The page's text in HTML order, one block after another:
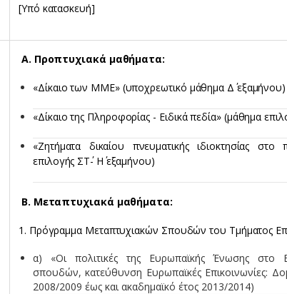
[Υπό κατασκευή]
Α. Προπτυχιακά μαθήματα:
«Δίκαιο των ΜΜΕ» (υποχρεωτικό μάθημα Δ΄ εξαμήνου)
«Δίκαιο της Πληροφορίας - Ειδικά πεδία» (μάθημα
«Ζητήματα δικαίου πνευματικής ιδιοκτησίας στο
επιλογής ΣΤ΄- Η΄ εξαμήνου)
Β. Μεταπτυχιακά μαθήματα:
1. Πρόγραμμα Μεταπτυχιακών Σπουδών του Τμήματος
α) «Οι πολιτικές της Ευρωπαϊκής Ένωσης στο
σπουδών, κατεύθυνση Ευρωπαϊκές Επικοινωνίες:
2008/2009 έως και ακαδημαϊκό έτος 2013/2014)